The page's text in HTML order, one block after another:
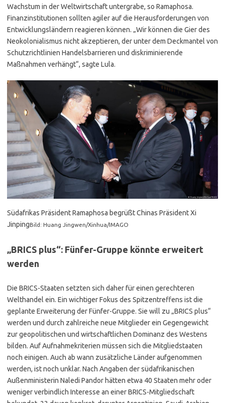
Wachstum in der Weltwirtschaft untergrabe, so Ramaphosa.
Finanzinstitutionen sollten agiler auf die Herausforderungen von
Entwicklungsländern reagieren können. „Wir können die Gier des
Neokolonialismus nicht akzeptieren, der unter dem Deckmantel von
Schutzrichtlinien Handelsbarrieren und diskriminierende
Maßnahmen verhängt“, sagte Lula.
Südafrikas Präsident Ramaphosa begrüßt Chinas Präsident Xi
JinpingBild: Huang Jingwen/Xinhua/IMAGO
„BRICS plus“: Fünfer-Gruppe könnte erweitert
werden
Die BRICS-Staaten setzten sich daher für einen gerechteren
Welthandel ein. Ein wichtiger Fokus des Spitzentreffens ist die
geplante Erweiterung der Fünfer-Gruppe. Sie will zu „BRICS plus“
werden und durch zahlreiche neue Mitglieder ein Gegengewicht
zur geopolitischen und wirtschaftlichen Dominanz des Westens
bilden. Auf Aufnahmekriterien müssen sich die Mitgliedstaaten
noch einigen. Auch ab wann zusätzliche Länder aufgenommen
werden, ist noch unklar. Nach Angaben der südafrikanischen
Außenministerin Naledi Pandor hätten etwa 40 Staaten mehr oder
weniger verbindlich Interesse an einer BRICS-Mitgliedschaft